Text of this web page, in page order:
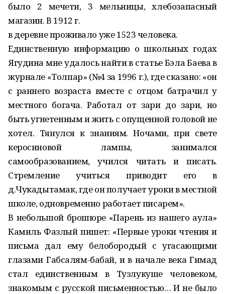
было 2 мечети, 3 мельницы, хлебозапасный
магазин. В 1912 г.
в деревне проживало уже 1523 человека.
Единственную информацию о школьных годах
Ягудина мне удалось найти в статье Бэла Баева в
журнале «Толпар» (№4 за 1996 г.), где сказано: «он
с раннего возраста вместе с отцом батрачил у
местного богача. Работал от зари до зари, но
быть угнетенным и жить с опущенной головой не
хотел. Тянулся к знаниям. Ночами, при свете
керосиновой лампы, занимался
самообразованием, учился читать и писать.
Стремление учиться приводит его в
д.Чукадытамак, где он получает уроки в местной
школе, одновременно работает писарем».
В небольшой брошюре «Парень из нашего аула»
Камиль Фазлый пишет: «Первые уроки чтения и
письма дал ему белобородый с угасающими
глазами Габсалям-бабай, и в начале века Гимад
стал единственным в Тузлукуше человеком,
знакомым с русской письменностью… И не было